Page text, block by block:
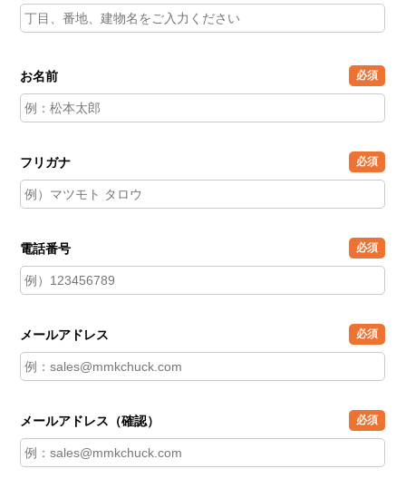
お名前 必須
フリガナ 必須
電話番号 必須
メールアドレス 必須
メールアドレス（確認） 必須